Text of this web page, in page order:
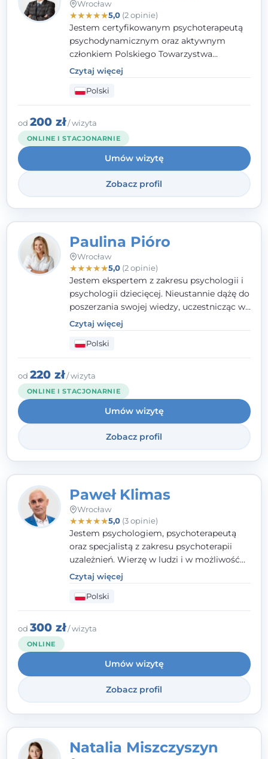
Wrocław
★★★★★5,0(2 opinie)
Jestem certyfikowanym psychoterapeutą
psychodynamicznym oraz aktywnym
członkiem Polskiego Towarzystwa
Psychoterapii Psychodynamicznej. W
mojej pracy zawodowej kładę duży nacisk
na uważne słuchanie Pacjenta. Interesuje
mnie szczególnie psychoterapia zaburzeń
osobowości, zaburzeń nerwicowych i
lękowych, a także zagadnienia związane z
małżeństwem i rodziną, w tym problemy w
relacjach rodzinnych. Nie specjalizuję się w
uzależnieniach.
Czytaj więcej
Polski
od 200 zł/ wizyta
ONLINE I STACJONARNIE
Umów wizytę
Zobacz profil
Paulina Pióro
Wrocław
★★★★★5,0(2 opinie)
Jestem ekspertem z zakresu psychologii i
psychologii dziecięcej. Nieustannie dążę do
poszerzania swojej wiedzy, uczestnicząc w
różnorodnych szkoleniach. Pracując z
dziećmi, młodzieżą i młodymi dorosłymi
niezwykle ważne jest dla mnie poczucie
bezpieczeństwa, zrozumienia oraz wolności
w wyrażaniu swojego zdania. Kieruję się
etyką zawodową, wierząc, że każdy
człowiek powinien otrzymać wsparcie i
pomoc, by poradzić sobie ze swoimi
problemami.
Czytaj więcej
Polski
od 220 zł/ wizyta
ONLINE I STACJONARNIE
Umów wizytę
Zobacz profil
Paweł Klimas
Wrocław
★★★★★5,0(3 opinie)
Jestem psychologiem, psychoterapeutą
oraz specjalistą z zakresu psychoterapii
uzależnień. Wierzę w ludzi i w możliwość
wprowadzenia zmian w ich życiu. Bardzo
często przekonuje się o tym, że każdy z nas,
w tym Ty i ja, ma wpływ na swoje
szczęście. Należy uwierzyć w siebie i działać
w obranym kierunku.
Czytaj więcej
Polski
od 300 zł/ wizyta
ONLINE
Umów wizytę
Zobacz profil
Natalia Miszczyszyn